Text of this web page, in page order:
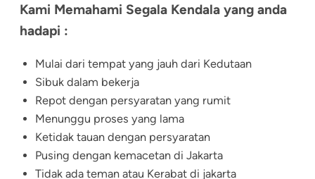
Kami Memahami Segala Kendala yang anda
hadapi :
Mulai dari tempat yang jauh dari Kedutaan
Sibuk dalam bekerja
Repot dengan persyaratan yang rumit
Menunggu proses yang lama
Ketidak tauan dengan persyaratan
Pusing dengan kemacetan di Jakarta
Tidak ada teman atau Kerabat di jakarta